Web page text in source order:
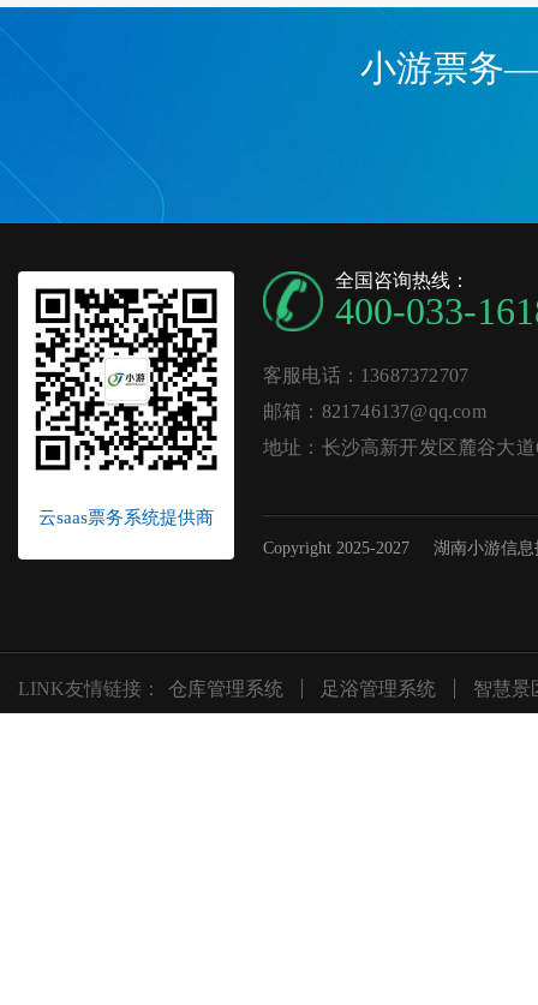
小游票务
云saas票务系统提供商
全国咨询热线：
400-033-
客服电话：13687372707
邮箱：821746137@qq.com
地址：长沙高新开发区麓谷大
Copyright 2025-2027 湖南小游信
LINK友情链接： 仓库管理系统 足浴管理系统 智慧景